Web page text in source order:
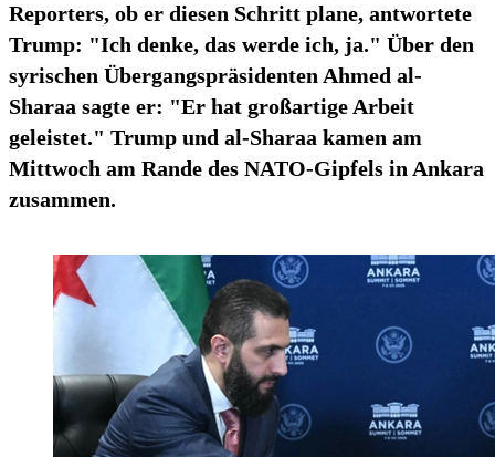
Reporters, ob er diesen Schritt plane, antwortete
Trump: "Ich denke, das werde ich, ja." Über den
syrischen Übergangspräsidenten Ahmed al-
Sharaa sagte er: "Er hat großartige Arbeit
geleistet." Trump und al-Sharaa kamen am
Mittwoch am Rande des NATO-Gipfels in Ankara
zusammen.